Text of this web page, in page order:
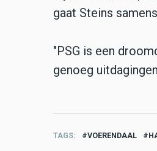
gaat Steins
"PSG is een
genoeg
TAGS VOERENDAAL